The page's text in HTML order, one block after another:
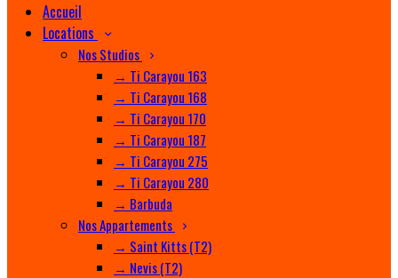
Accueil
Locations
Nos Studios
→ Ti Carayou 163
→ Ti Carayou 168
→ Ti Carayou 170
→ Ti Carayou 187
→ Ti Carayou 275
→ Ti Carayou 280
→ Barbuda
Nos Appartements
→ Saint Kitts (T2)
→ Nevis (T2)